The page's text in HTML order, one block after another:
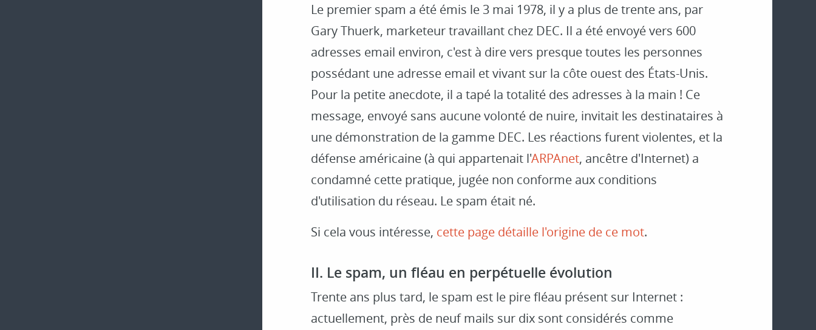
Le premier spam a été émis le 3 mai 1978, il y a plus de trente ans, par
Gary Thuerk, marketeur travaillant chez DEC. Il a été envoyé vers 600
adresses email environ, c'est à dire vers presque toutes les personnes
possédant une adresse email et vivant sur la côte ouest des États-Unis.
Pour la petite anecdote, il a tapé la totalité des adresses à la main ! Ce
message, envoyé sans aucune volonté de nuire, invitait les destinataires à
une démonstration de la gamme DEC. Les réactions furent violentes, et la
défense américaine (à qui appartenait l'ARPAnet, ancêtre d'Internet) a
condamné cette pratique, jugée non conforme aux conditions
d'utilisation du réseau. Le spam était né.
Si cela vous intéresse, cette page détaille l'origine de ce mot.
II. Le spam, un fléau en perpétuelle évolution
Trente ans plus tard, le spam est le pire fléau présent sur Internet :
actuellement, près de neuf mails sur dix sont considérés comme